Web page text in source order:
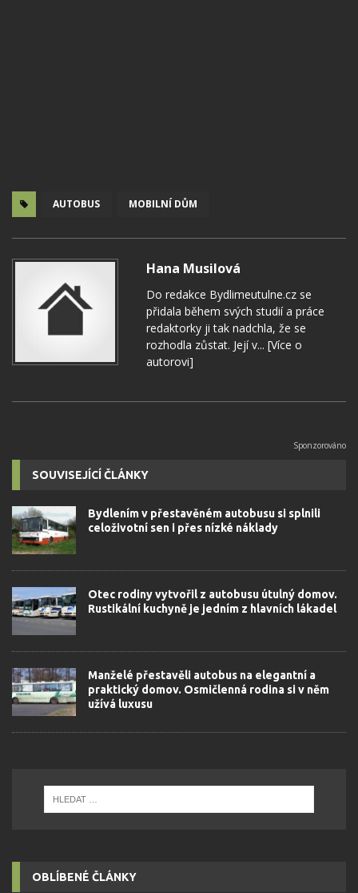
AUTOBUS MOBILNÍ DŮM
Hana Musilová
Do redakce Bydlimeutulne.cz se
přidala během svých studií a práce
redaktorky ji tak nadchla, že se
rozhodla zůstat. Její v... [Více o
autorovi]
SOUVISEJÍCÍ ČLÁNKY
Bydlením v přestavěném autobusu si splnili
celoživotní sen i přes nízké náklady
Otec rodiny vytvořil z autobusu útulný domov.
Rustikální kuchyně je jedním z hlavních lákadel
Manželé přestavěli autobus na elegantní a
praktický domov. Osmičlenná rodina si v něm
užívá luxusu
OBLÍBENÉ ČLÁNKY